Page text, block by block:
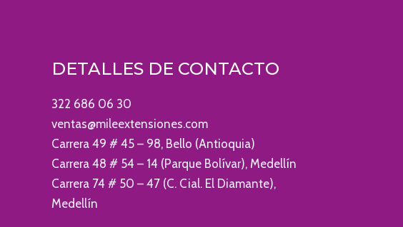
DETALLES DE CONTACTO
322 686 06 30
ventas@mileextensiones.com
Carrera 49 # 45 – 98, Bello (Antioquia)
Carrera 48 # 54 – 14 (Parque Bolívar), Medellín
Carrera 74 # 50 – 47 (C. Cial. El Diamante),
Medellín